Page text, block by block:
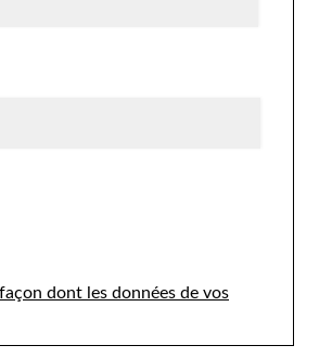
dont les données de vos